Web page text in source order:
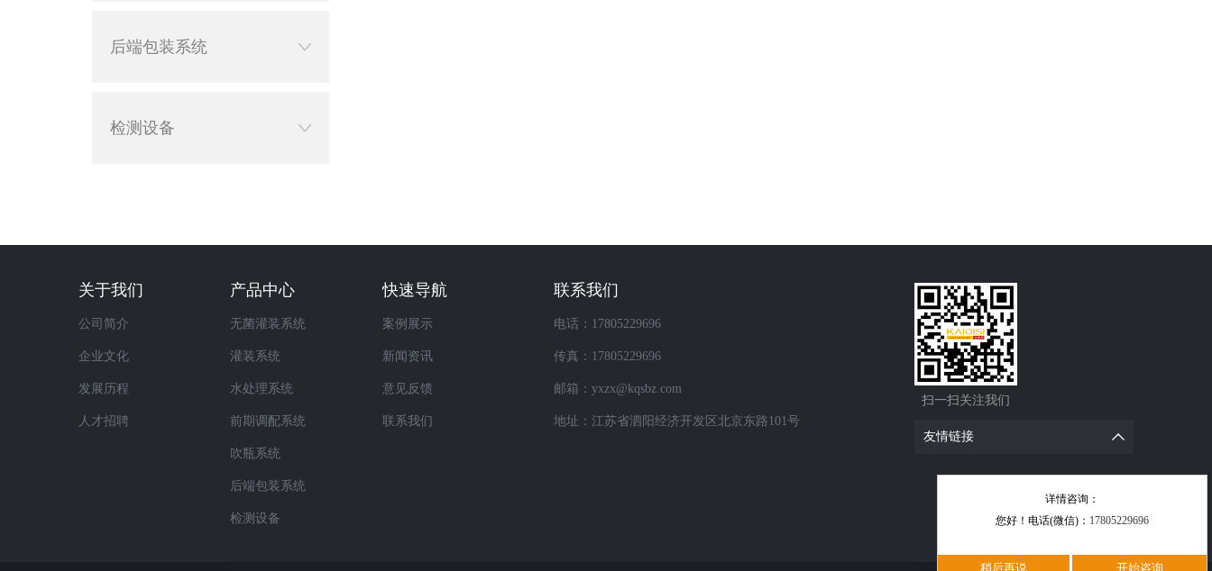
后端包装系统
检测设备
关于我们
公司简介
企业文化
发展历程
人才招聘
产品中心
无菌灌装系统
灌装系统
水处理系统
前期调配系统
吹瓶系统
后端包装系统
检测设备
快速导航
案例展示
新闻资讯
意见反馈
联系我们
联系我们
电话：17805229696
传真：17805229696
邮箱：yxzx@kqsbz.com
地址：江苏省泗阳经济开发区北京东路101号
扫一扫关注我们
友情链接
详情咨询：
您好！电话(微信)： 17805229696
稍后再说 开始咨询